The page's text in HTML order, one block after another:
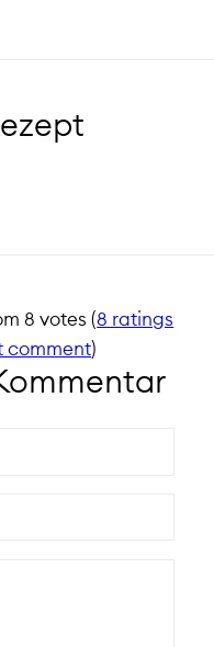
8 votes (8 ratings
comment)